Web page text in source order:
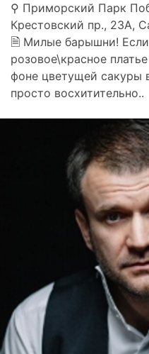
⚲ Приморский Парк
Крестовский пр., 23А,
🗎 Милые барышни! Если
розовое\красное
фоне цветущей сакуры
просто восхитительно..